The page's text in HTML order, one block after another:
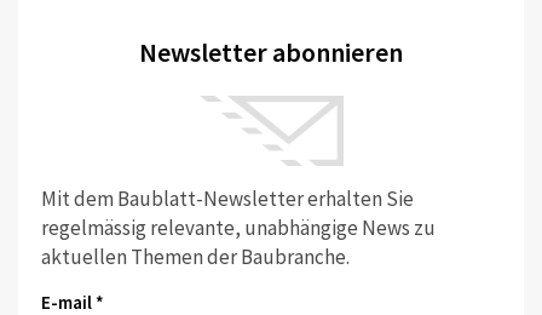
Newsletter abonnieren
Mit dem Baublatt-Newsletter erhalten Sie
regelmässig relevante, unabhängige News zu
aktuellen Themen der Baubranche.
E-mail *